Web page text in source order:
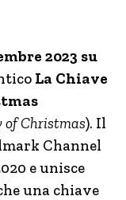
2023 su
La Chiave
of Christmas). Il
Channel
e unisce
una chiave